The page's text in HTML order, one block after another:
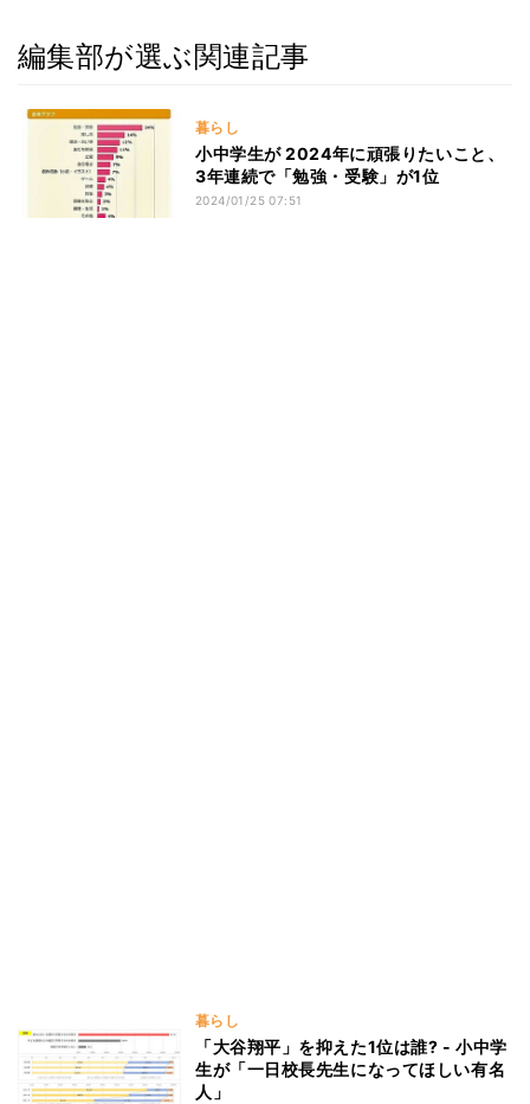
編集部が選ぶ関連記事
暮らし
小中学生が 2024年に頑張りたいこと、
3年連続で「勉強・受験」が1位
2024/01/25 07:51
暮らし
「大谷翔平」を抑えた1位は誰? - 小中学
生が「一日校長先生になってほしい有名
人」